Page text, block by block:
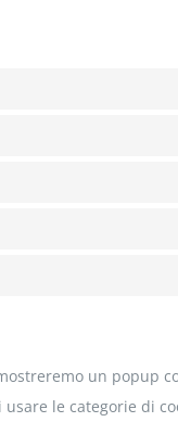
un popup
le categorie di